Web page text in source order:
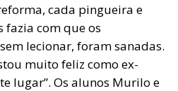
cada pingueira e
fazia com que os
lecionar, foram sanadas.
muito feliz como ex-
lugar”. Os alunos Murilo e